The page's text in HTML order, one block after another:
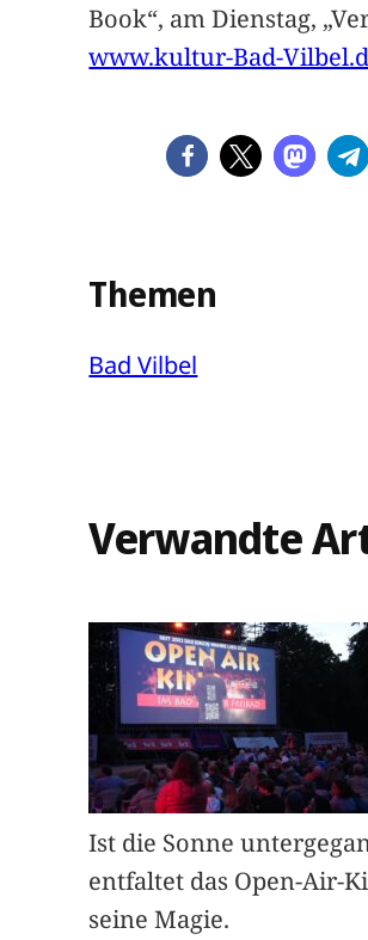
Book“, am Dienstag,
www.kultur-Bad-
Themen
Bad Vilbel
Verwandte
Ist die Sonne
entfaltet das Open-Air-
seine Magie.